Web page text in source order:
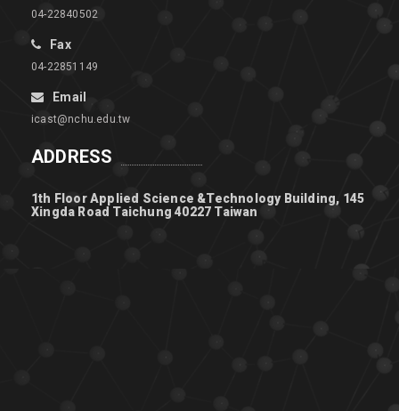
04-22840502
Fax
04-22851149
Email
icast@nchu.edu.tw
ADDRESS
1th Floor Applied Science &Technology Building, 145
Xingda Road Taichung 40227 Taiwan